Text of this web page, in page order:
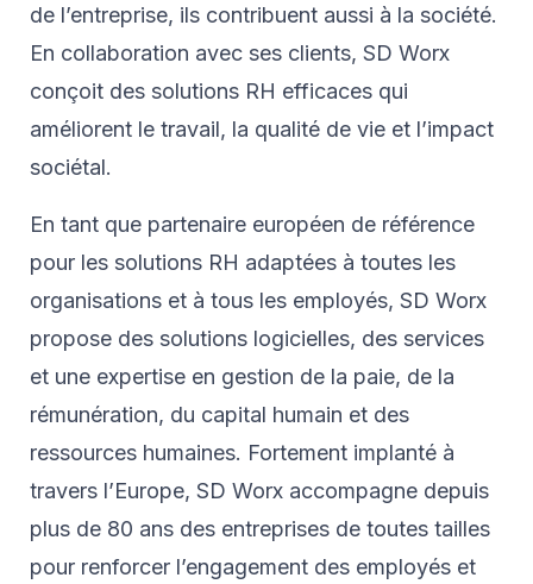
de l’entreprise, ils contribuent aussi à la société.
En collaboration avec ses clients, SD Worx
conçoit des solutions RH efficaces qui
améliorent le travail, la qualité de vie et l’impact
sociétal.
En tant que partenaire européen de référence
pour les solutions RH adaptées à toutes les
organisations et à tous les employés, SD Worx
propose des solutions logicielles, des services
et une expertise en gestion de la paie, de la
rémunération, du capital humain et des
ressources humaines. Fortement implanté à
travers l’Europe, SD Worx accompagne depuis
plus de 80 ans des entreprises de toutes tailles
pour renforcer l’engagement des employés et